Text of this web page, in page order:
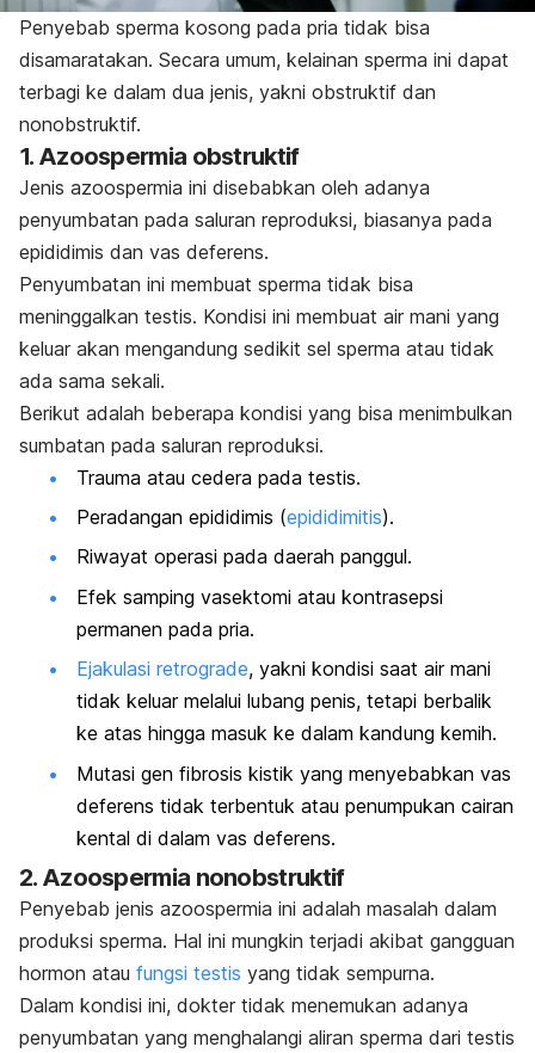
Penyebab sperma kosong pada pria tidak bisa
disamaratakan. Secara umum, kelainan sperma ini dapat
terbagi ke dalam dua jenis, yakni obstruktif dan
nonobstruktif.
1. Azoospermia obstruktif
Jenis azoospermia ini disebabkan oleh adanya
penyumbatan pada saluran reproduksi, biasanya pada
epididimis dan vas deferens.
Penyumbatan ini membuat sperma tidak bisa
meninggalkan testis. Kondisi ini membuat air mani yang
keluar akan mengandung sedikit sel sperma atau tidak
ada sama sekali.
Berikut adalah beberapa kondisi yang bisa menimbulkan
sumbatan pada saluran reproduksi.
Trauma atau cedera pada testis.
Peradangan epididimis (epididimitis).
Riwayat operasi pada daerah panggul.
Efek samping vasektomi atau kontrasepsi
permanen pada pria.
Ejakulasi retrograde, yakni kondisi saat air mani
tidak keluar melalui lubang penis, tetapi berbalik
ke atas hingga masuk ke dalam kandung kemih.
Mutasi gen fibrosis kistik yang menyebabkan vas
deferens tidak terbentuk atau penumpukan cairan
kental di dalam vas deferens.
2. Azoospermia nonobstruktif
Penyebab jenis azoospermia ini adalah masalah dalam
produksi sperma. Hal ini mungkin terjadi akibat gangguan
hormon atau fungsi testis yang tidak sempurna.
Dalam kondisi ini, dokter tidak menemukan adanya
penyumbatan yang menghalangi aliran sperma dari testis